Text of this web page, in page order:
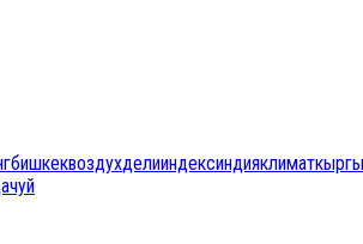
бишкеквоздухделииндексиндияклимат
чуй